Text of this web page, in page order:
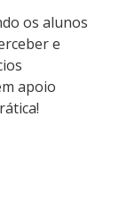
os alunos
e
apoio